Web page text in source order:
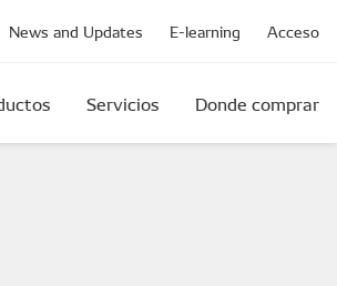
News and Updates E-learning Acceso
Servicios Donde comprar